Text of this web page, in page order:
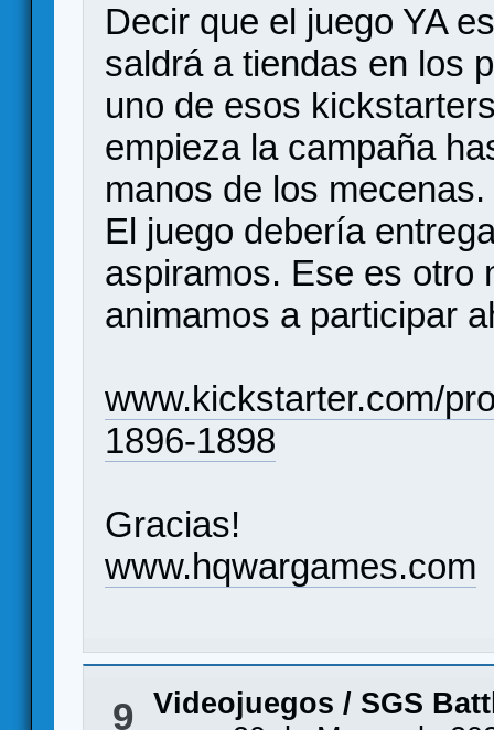
Decir que el juego YA
saldrá a tiendas en los
uno de esos
empieza la campaña
manos de los mecenas.
El juego debería
aspiramos. Ese es otro
animamos a participar
www.kickstarter.com/
1896-1898
Gracias!
www.hqwargames.com
9 Videojuegos / SGS